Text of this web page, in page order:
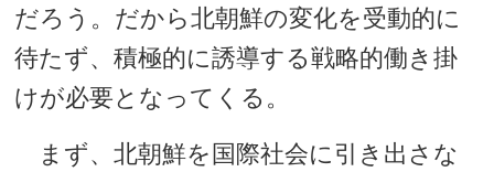
だろう。だから北朝鮮の変化を受動的に
待たず、積極的に誘導する戦略的働き掛
けが必要となってくる。
まず、北朝鮮を国際社会に引き出さな